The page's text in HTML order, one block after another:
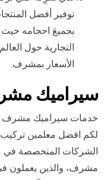
توفير أفضل
بجميعَ احجامه حيث
التجارية حول
الأسعار بمشرف.
سيراميك
خدمات سيراميك مشرف
لكم افضل معلمين
الشركات المتخصصة في
مشرف، والذين يعملون